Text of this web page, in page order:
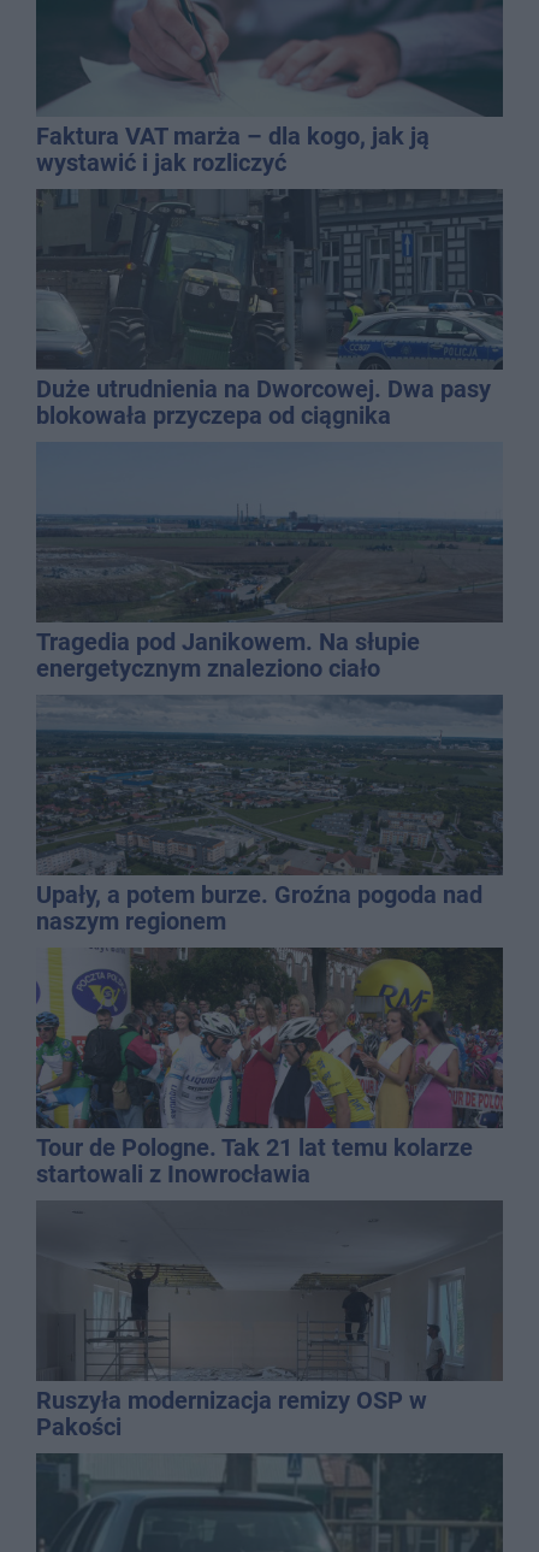
Faktura VAT marża – dla kogo, jak ją
wystawić i jak rozliczyć
Duże utrudnienia na Dworcowej. Dwa pasy
blokowała przyczepa od ciągnika
Tragedia pod Janikowem. Na słupie
energetycznym znaleziono ciało
mężczyzny
Upały, a potem burze. Groźna pogoda nad
naszym regionem
Tour de Pologne. Tak 21 lat temu kolarze
startowali z Inowrocławia
Ruszyła modernizacja remizy OSP w
Pakości